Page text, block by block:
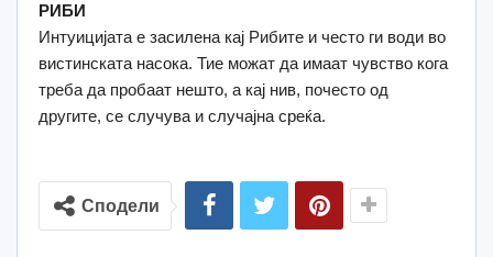
РИБИ
Интуицијата е засилена кај Рибите и често ги води во
вистинската насока. Тие можат да имаат чувство кога
треба да пробаат нешто, а кај нив, почесто од
другите, се случува и случајна среќа.
Сподели